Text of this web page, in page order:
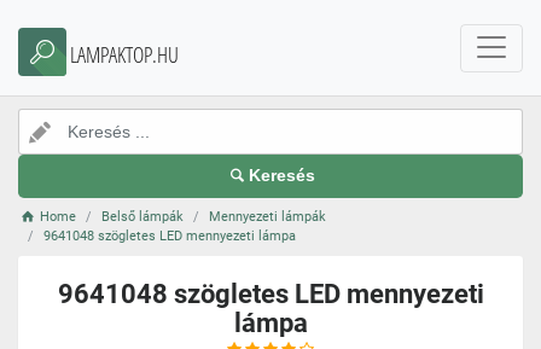
LAMPAKTOP.HU
Keresés
Home Belső lámpák
Mennyezeti lámpák
9641048 szögletes LED mennyezeti lámpa
9641048 szögletes LED mennyezeti
lámpa